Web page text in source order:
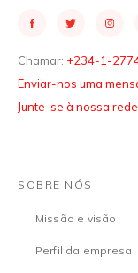
Chamar: +234-1-
Enviar-nos uma
Junte-se à nossa
SOBRE NÓS
Missão e visão
Perfil da empresa